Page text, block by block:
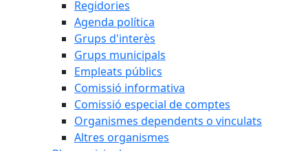
Regidories
Agenda política
Grups d'interès
Grups municipals
Empleats públics
Comissió informativa
Comissió especial de comptes
Organismes dependents o vinculats
Altres organismes